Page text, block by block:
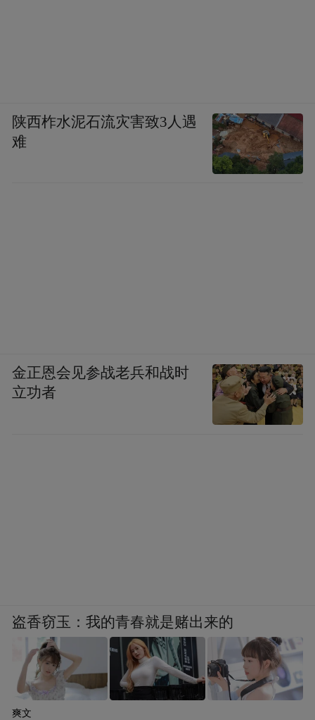
陕西柞水泥石流灾害致3人遇
难
金正恩会见参战老兵和战时
立功者
盗香窃玉：我的青春就是赌出来的
爽文